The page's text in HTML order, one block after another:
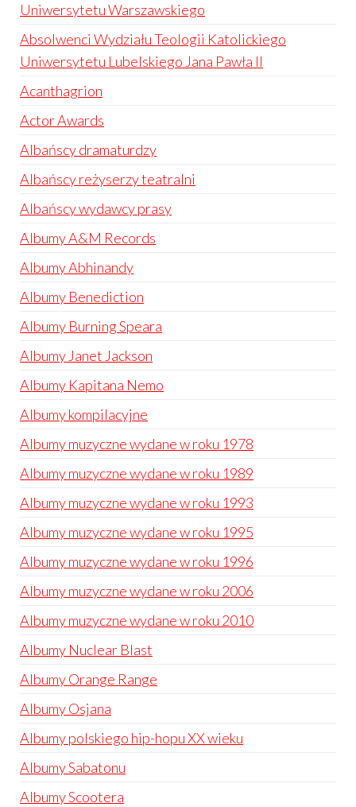
Uniwersytetu Warszawskiego
Absolwenci Wydziału Teologii Katolickiego
Uniwersytetu Lubelskiego Jana Pawła II
Acanthagrion
Actor Awards
Albańscy dramaturdzy
Albańscy reżyserzy teatralni
Albańscy wydawcy prasy
Albumy A&M Records
Albumy Abhinandy
Albumy Benediction
Albumy Burning Speara
Albumy Janet Jackson
Albumy Kapitana Nemo
Albumy kompilacyjne
Albumy muzyczne wydane w roku 1978
Albumy muzyczne wydane w roku 1989
Albumy muzyczne wydane w roku 1993
Albumy muzyczne wydane w roku 1995
Albumy muzyczne wydane w roku 1996
Albumy muzyczne wydane w roku 2006
Albumy muzyczne wydane w roku 2010
Albumy Nuclear Blast
Albumy Orange Range
Albumy Osjana
Albumy polskiego hip-hopu XX wieku
Albumy Sabatonu
Albumy Scootera